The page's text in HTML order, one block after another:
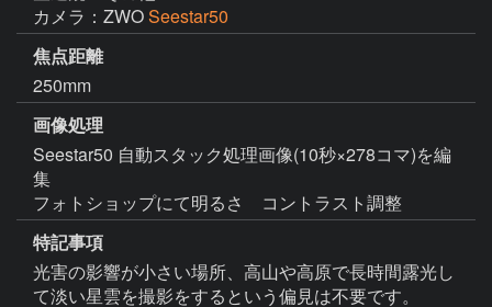
カメラ：ZWOSeestar50
焦点距離
250mm
画像処理
Seestar50 自動スタック処理画像(10秒×278コマ)を編
集
特記事項
光害の影響が小さい場所、高山や高原で長時間露光し
て淡い星雲を撮影をするという偏見は不要です。